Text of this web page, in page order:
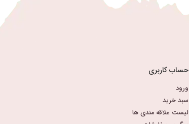
حساب کاربری
ورود
سبد خرید
لیست علاقه مندی ها